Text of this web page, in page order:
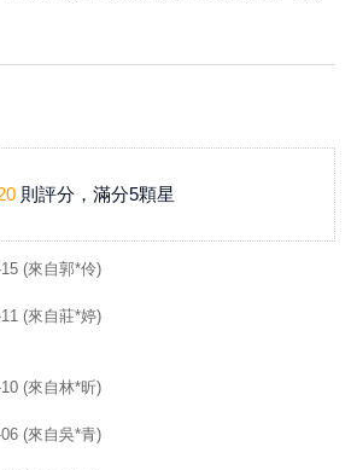
則評分，滿分5顆星
(來自郭*伶)
(來自莊*婷)
(來自林*昕)
(來自吳*青)